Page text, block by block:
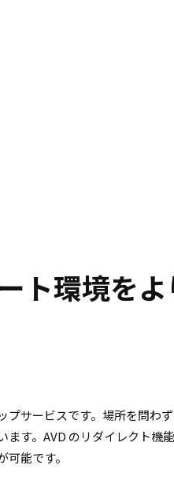
ト環境を
サービスです。場所を問わ
す。AVD のリダイレクト機
能です。